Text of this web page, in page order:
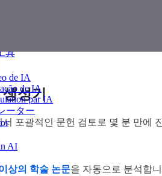
具
de IA
de IA
par IA
ーター
AI
성기
포괄적인 문헌 검토로 몇 분 만에
상의 학술 논문을 자동으로 분석합